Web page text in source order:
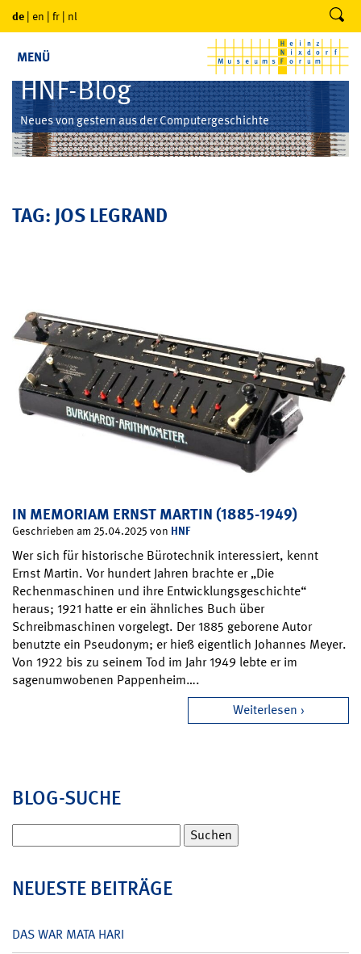
de | en | fr | nl
MENÜ
HNF-Blog
Neues von gestern aus der Computergeschichte
TAG: JOS LEGRAND
IN MEMORIAM ERNST MARTIN (1885-1949)
Geschrieben am 25.04.2025 von HNF
Wer sich für historische Bürotechnik interessiert, kennt
Ernst Martin. Vor hundert Jahren brachte er „Die
Rechenmaschinen und ihre Entwicklungsgeschichte“
heraus; 1921 hatte er ein ähnliches Buch über
Schreibmaschinen vorgelegt. Der 1885 geborene Autor
benutzte ein Pseudonym; er hieß eigentlich Johannes Meyer.
Von 1922 bis zu seinem Tod im Jahr 1949 lebte er im
sagenumwobenen Pappenheim….
Weiterlesen
BLOG-SUCHE
nach:
NEUESTE BEITRÄGE
DAS WAR MATA HARI